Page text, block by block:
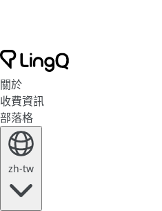
關於
收費資訊
部落格
zh-tw